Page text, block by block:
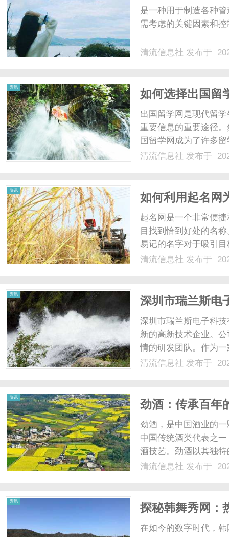
是一种用于制造各种
需考虑的关键因素和
清流信息社 发布于
资讯
如何选择出国留
出国留学网是现代留
重要信息的重要途径
国留学网成为了许多
国留学网，可以通过
清流信息社 发布于
资讯
如何利用起名网
起名网是一个非常便
目找到恰到好处的名
易记的名字对于吸引
骤为您的创作起一个
清流信息社 发布于
资讯
深圳市瑞兰斯电
深圳市瑞兰斯电子科
新的高新技术企业。
情的研发团队。作为
斯电子科技有限公司
清流信息社 发布于
资讯
劲酒：传承百年
劲酒，是中国酒业的
中国传统酒类代表之
酒技艺。劲酒以其独
睐和认可。每一瓶劲
清流信息社 发布于
资讯
探秘韩舞秀网：
在如今的数字时代，